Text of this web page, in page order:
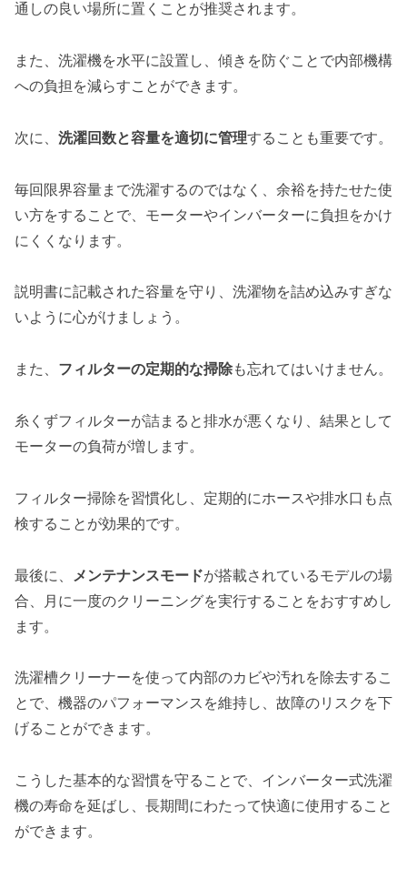
通しの良い場所に置くことが推奨されます。
また、洗濯機を水平に設置し、傾きを防ぐことで内部機構
への負担を減らすことができます。
次に、 洗濯回数と容量を適切に管理することも重要です。
毎回限界容量まで洗濯するのではなく、余裕を持たせた使
い方をすることで、モーターやインバーターに負担をかけ
にくくなります。
説明書に記載された容量を守り、洗濯物を詰め込みすぎな
いように心がけましょう。
また、 フィルターの定期的な掃除も忘れてはいけません。
糸くずフィルターが詰まると排水が悪くなり、結果として
モーターの負荷が増します。
フィルター掃除を習慣化し、定期的にホースや排水口も点
検することが効果的です。
最後に、 メンテナンスモードが搭載されているモデルの場
合、月に一度のクリーニングを実行することをおすすめし
ます。
洗濯槽クリーナーを使って内部のカビや汚れを除去するこ
とで、機器のパフォーマンスを維持し、故障のリスクを下
げることができます。
こうした基本的な習慣を守ることで、インバーター式洗濯
機の寿命を延ばし、長期間にわたって快適に使用すること
ができます。